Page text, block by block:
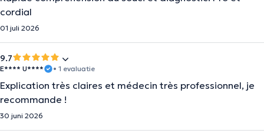
cordial
01 juli 2026
9.7
E**** U**** • 1 evaluatie
Explication très claires et médecin très professionnel, je
recommande !
30 juni 2026